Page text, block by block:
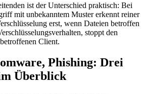
ist der Unterschied praktisch: Bei
mit unbekanntem Muster erkennt reiner
erst, wenn Dateien betroffen
stoppt den
Client.
Phishing: Drei
Überblick